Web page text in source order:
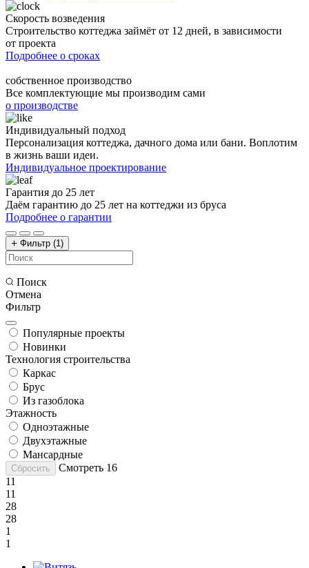
Скорость возведения
Строительство коттеджа займёт от 12 дней, в зависимости
от проекта
Подробнее о сроках
собственное производство
Все комплектующие мы производим сами
о производстве
Индивидуальный подход
Персонализация коттеджа, дачного дома или бани. Воплотим
в жизнь ваши идеи.
Индивидуальное проектирование
Гарантия до 25 лет
Даём гарантию до 25 лет на коттеджи из бруса
Подробнее о гарантии
Фильтр (1)
Поиск
Отмена
Фильтр
Популярные проекты
Новинки
Технология строительства
Каркас
Брус
Из газоблока
Этажность
Одноэтажные
Двухэтажные
Мансардные
Сбросить Смотреть 16
11
11
28
28
1
1